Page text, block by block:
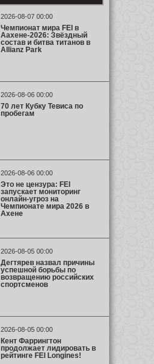
2026-08-07 00:00
Чемпионат мира FEI в
Аахене-2026: Звёздный
состав и битва титанов в
Allianz Park
2026-08-06 00:00
70 лет Кубку Тевиса по
пробегам
2026-08-06 00:00
Это не цензура: FEI
запускает мониторинг
онлайн-угроз на
Чемпионате мира 2026 в
Ахене
2026-08-05 00:00
Дегтярев назвал причины
успешной борьбы по
возвращению российских
спортсменов
2026-08-05 00:00
Кент Фаррингтон
продолжает лидировать в
рейтинге FEI Longines!